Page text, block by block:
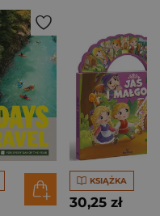
KSIĄŻKA
30,25 zł